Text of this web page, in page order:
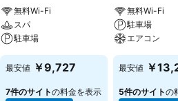
あります。直通ダイヤル付電話、衛星/
ビ、ラジオやWiFi（無料）も揃っており
いただけます。バスルームにはシャワー
ーム1室のご予約が可能です。この施設
ルでは、スポーツやエンターテインメ
無料Wi-Fi
スパ
駐車場
最安値 ￥9,727
7件のサイトの料金を表示
無料Wi-Fi
駐車場
エアコン
最安値 ￥
5件のサイトの